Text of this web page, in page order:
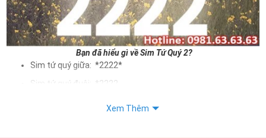
Bạn đã hiểu gì về Sim Tứ Quý 2?
Sim tứ quý giữa: *2222*
Sim tứ quý đuôi: *2222
Xem Thêm